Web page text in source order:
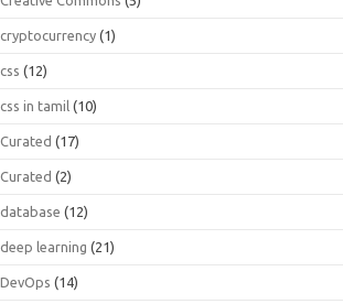
cryptocurrency (1)
css (12)
css in tamil (10)
Curated (17)
Curated (2)
database (12)
deep learning (21)
DevOps (14)